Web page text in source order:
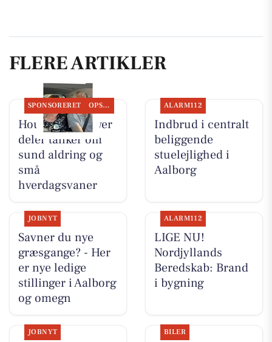
FLERE ARTIKLER
SPONSORERET OPSLAGSTAVLEN
Houen Life Power
deler tanker om
sund aldring og
små
hverdagsvaner
ALARM112
Indbrud i centralt
beliggende
stuelejlighed i
Aalborg
JOBNYT
Savner du nye
græsgange? - Her
er nye ledige
stillinger i Aalborg
og omegn
ALARM112
LIGE NU!
Nordjyllands
Beredskab: Brand
i bygning
JOBNYT BILER